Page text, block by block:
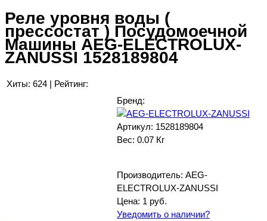
Реле уровня воды (
прессостат ) Посудомоечной
Машины AEG-ELECTROLUX-
ZANUSSI 1528189804
Хиты: 624 | Рейтинг:
Бренд:
Артикул: 1528189804
Вес: 0.07 Кг
Производитель: AEG-
ELECTROLUX-ZANUSSI
Цена: 1 руб.
Уведомить о наличии?